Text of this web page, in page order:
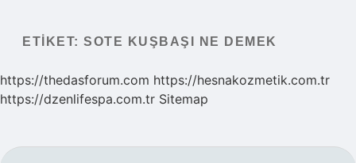
Yasal Uyarı
Hakkımızda
ETIKET: SOTE KUŞBAŞI NE DEMEK
https://thedasforum.com https://hesnakozmetik.com.tr
https://dzenlifespa.com.tr Sitemap